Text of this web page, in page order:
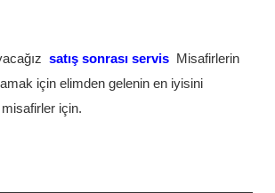
satış sonrası servis
Misafirlerin
için elimden gelenin en iyisini
için.